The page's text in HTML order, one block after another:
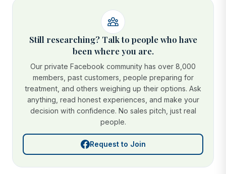
Still researching? Talk to people who have
been where you are.
Our private Facebook community has over 8,000
members, past customers, people preparing for
treatment, and others weighing up their options. Ask
anything, read honest experiences, and make your
decision with confidence. No sales pitch, just real
people.
Request to Join